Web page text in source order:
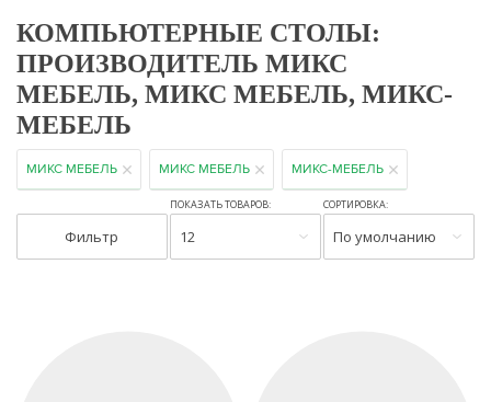
КОМПЬЮТЕРНЫЕ СТОЛЫ:
ПРОИЗВОДИТЕЛЬ МИКС
МЕБЕЛЬ, МИКС МЕБЕЛЬ, МИКС-
МЕБЕЛЬ
МИКС МЕБЕЛЬ МИКС МЕБЕЛЬ МИКС-МЕБЕЛЬ
Фильтр
ПОКАЗАТЬ ТОВАРОВ:
12
СОРТИРОВКА:
По умолчанию